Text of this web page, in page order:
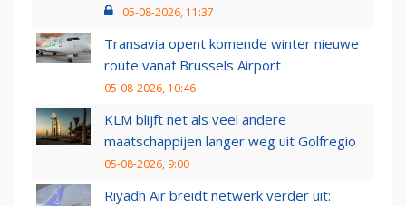
05-08-2026, 11:37
Transavia opent komende winter nieuwe
route vanaf Brussels Airport
05-08-2026, 10:46
KLM blijft net als veel andere
maatschappijen langer weg uit Golfregio
05-08-2026, 9:00
Riyadh Air breidt netwerk verder uit: